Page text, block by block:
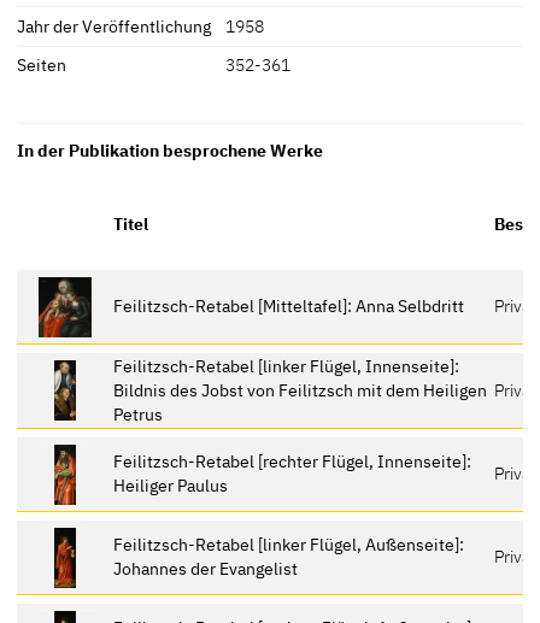
Jahr der Veröffentlichung
1958
Seiten
352-361
In der Publikation besprochene Werke
Titel
Feilitzsch-Retabel [Mitteltafel]: Anna Selbdritt
Feilitzsch-Retabel [linker Flügel, Innenseite]:
Bildnis des Jobst von Feilitzsch mit dem Heiligen
Petrus
Feilitzsch-Retabel [rechter Flügel, Innenseite]:
Heiliger Paulus
Feilitzsch-Retabel [linker Flügel, Außenseite]:
Johannes der Evangelist